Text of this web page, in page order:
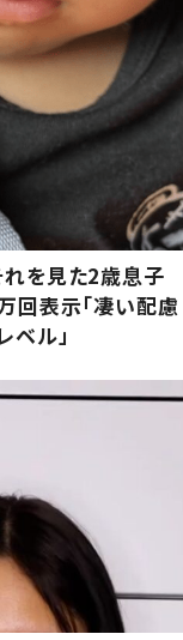
れを見た2歳息子
表示「凄い配慮
ベル」